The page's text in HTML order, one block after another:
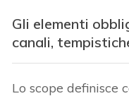
Gli elementi
canali,
Lo scope definisce